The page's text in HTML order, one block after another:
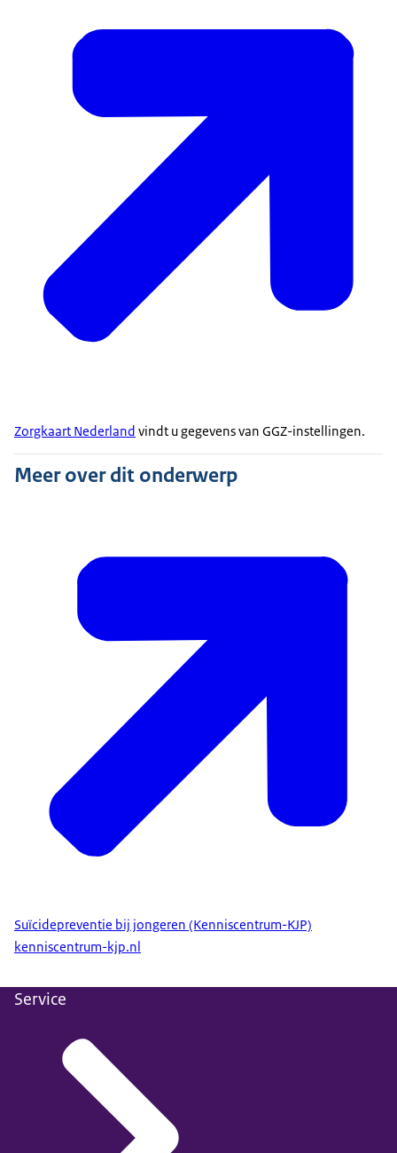
Zorgkaart Nederland vindt u gegevens van GGZ-instellingen.
Meer over dit onderwerp
Suïcidepreventie bij jongeren (Kenniscentrum-KJP)
kenniscentrum-kjp.nl
Service